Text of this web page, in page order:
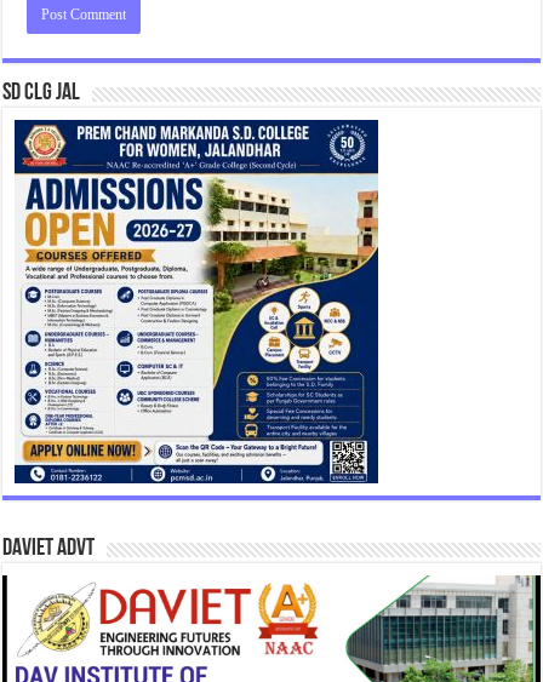
SD CLG JAL
DAVIET Advt